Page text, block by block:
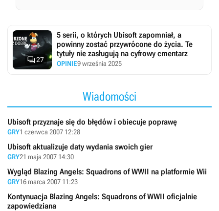
27
5 serii, o których Ubisoft zapomniał, a
powinny zostać przywrócone do życia. Te
tytuły nie zasługują na cyfrowy cmentarz
OPINIE9 września 2025
Wiadomości
Ubisoft przyznaje się do błędów i obiecuje poprawę
GRY1 czerwca 2007 12:28
Ubisoft aktualizuje daty wydania swoich gier
GRY21 maja 2007 14:30
Wygląd Blazing Angels: Squadrons of WWII na platformie Wii
GRY16 marca 2007 11:23
Kontynuacja Blazing Angels: Squadrons of WWII oficjalnie
zapowiedziana